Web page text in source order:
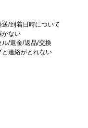
送/到着日時について
かない
ル/返金/返品/交換
と連絡がとれない